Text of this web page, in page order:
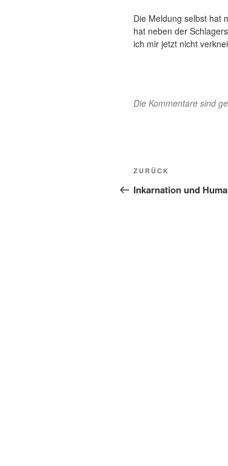
Die Meldung selbst hat
hat neben der
ich mir jetzt nicht
Die Kommentare sind
Vorheriger
Beitrag
ZURÜCK
Inkarnation und